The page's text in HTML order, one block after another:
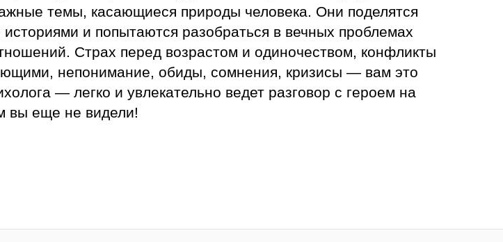
темы, касающиеся природы человека. Они поделятся
и попытаются разобраться в вечных проблемах
Страх перед возрастом и одиночеством, конфликты
непонимание, обиды, сомнения, кризисы — вам это
— легко и увлекательно ведет разговор с героем на
вы еще не видели!